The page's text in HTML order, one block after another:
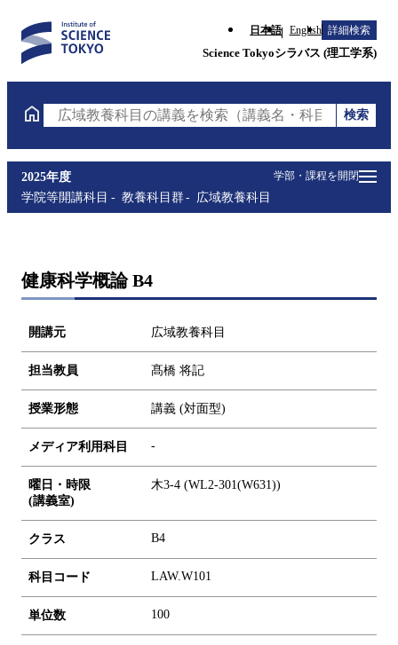
日本語 English 詳細検索
Science Tokyoシラバス (理工学系)
広域教養科目の講義を検索（講義名・科目コード・担
検索
学部・課程を開閉
2025年度
学院等開講科目
教養科目群 広域教養科目
健康科学概論 B4
開講元 広域教養科目
担当教員 髙橋 将記
授業形態 講義 (対面型)
メディア利用科目 -
曜日・時限
(講義室)
木3-4 (WL2-301(W631))
クラス B4
科目コード LAW.W101
単位数 100